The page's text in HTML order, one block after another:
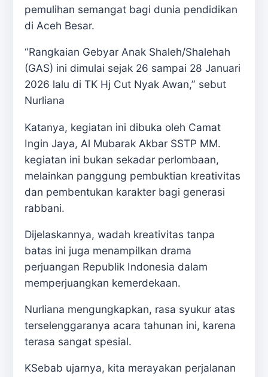
pemulihan semangat bagi dunia pendidikan
di Aceh Besar.
“Rangkaian Gebyar Anak Shaleh/Shalehah
(GAS) ini dimulai sejak 26 sampai 28 Januari
2026 lalu di TK Hj Cut Nyak Awan,” sebut
Nurliana
Katanya, kegiatan ini dibuka oleh Camat
Ingin Jaya, Al Mubarak Akbar SSTP MM.
kegiatan ini bukan sekadar perlombaan,
melainkan panggung pembuktian kreativitas
dan pembentukan karakter bagi generasi
rabbani.
Dijelaskannya, wadah kreativitas tanpa
batas ini juga menampilkan drama
perjuangan Republik Indonesia dalam
memperjuangkan kemerdekaan.
Nurliana mengungkapkan, rasa syukur atas
terselenggaranya acara tahunan ini, karena
terasa sangat spesial.
KSebab ujarnya, kita merayakan perjalanan